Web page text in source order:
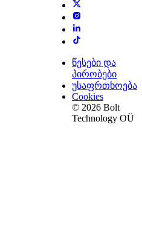
წესები და
პირობები
უსაფრთხოება
Cookies
© 2026 Bolt
Technology OÜ